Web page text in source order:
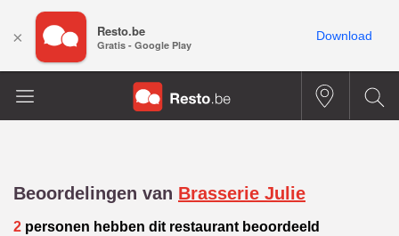
Beoordelingen van Brasserie Julie
2 personen hebben dit restaurant beoordeeld
× Resto.be
Gratis - Google Play
Download